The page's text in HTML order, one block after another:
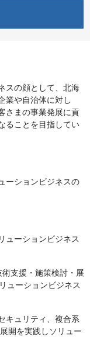
スの顔として、北海
業や自治体に対し
さまの事業発展に貢
ることを目指してい
ーションビジネスの
ューションビジネス
支援・施策検討・展
ューションビジネス
キュリティ、複合系
開を実践しソリュー